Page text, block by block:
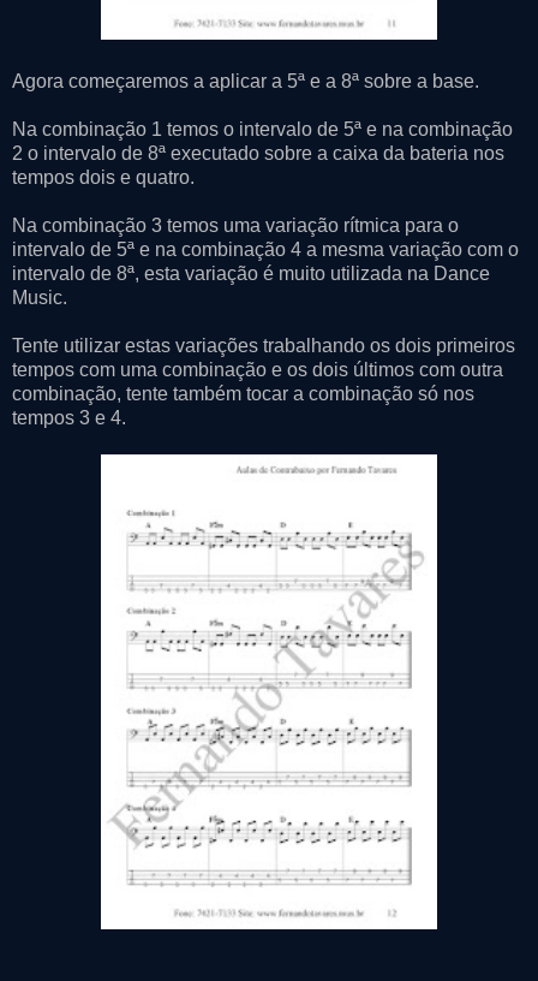
Agora começaremos a aplicar a 5ª e a 8ª sobre a base.
Na combinação 1 temos o intervalo de 5ª e na combinação
2 o intervalo de 8ª executado sobre a caixa da bateria nos
tempos dois e quatro.
Na combinação 3 temos uma variação rítmica para o
intervalo de 5ª e na combinação 4 a mesma variação com o
intervalo de 8ª, esta variação é muito utilizada na Dance
Music.
Tente utilizar estas variações trabalhando os dois primeiros
tempos com uma combinação e os dois últimos com outra
combinação, tente também tocar a combinação só nos
tempos 3 e 4.